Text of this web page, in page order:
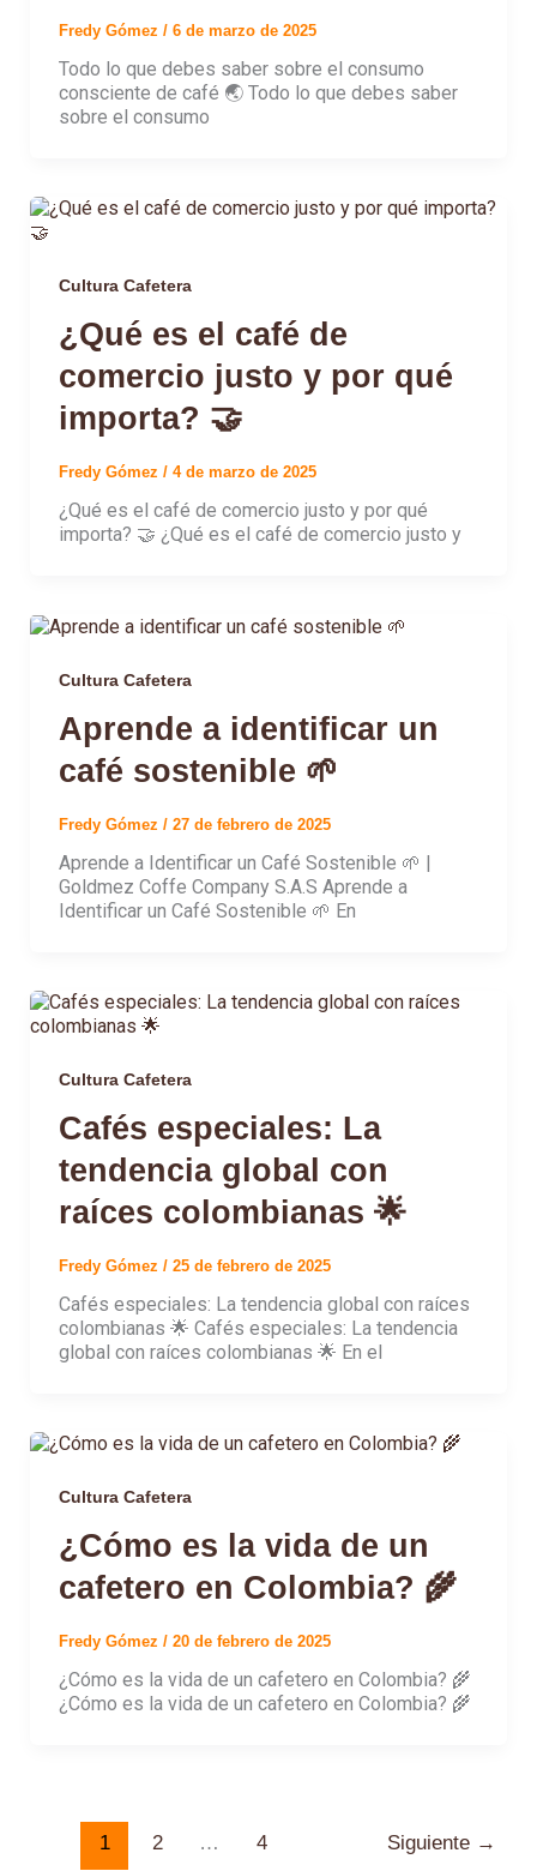
Fredy Gómez / 6 de marzo de 2025
Todo lo que debes saber sobre el consumo
consciente de café 🌏 Todo lo que debes saber
sobre el consumo
Cultura Cafetera
¿Qué es el café de
comercio justo y por qué
importa? 🤝
Fredy Gómez / 4 de marzo de 2025
¿Qué es el café de comercio justo y por qué
importa? 🤝 ¿Qué es el café de comercio justo y
Cultura Cafetera
Aprende a identificar un
café sostenible 🌱
Fredy Gómez / 27 de febrero de 2025
Aprende a Identificar un Café Sostenible 🌱 |
Goldmez Coffe Company S.A.S Aprende a
Identificar un Café Sostenible 🌱 En
Cultura Cafetera
Cafés especiales: La
tendencia global con
raíces colombianas 🌟
Fredy Gómez / 25 de febrero de 2025
Cafés especiales: La tendencia global con raíces
colombianas 🌟 Cafés especiales: La tendencia
global con raíces colombianas 🌟 En el
Cultura Cafetera
¿Cómo es la vida de un
cafetero en Colombia? 🌾
Fredy Gómez / 20 de febrero de 2025
¿Cómo es la vida de un cafetero en Colombia? 🌾
¿Cómo es la vida de un cafetero en Colombia? 🌾
1 2 … 4 Siguiente →